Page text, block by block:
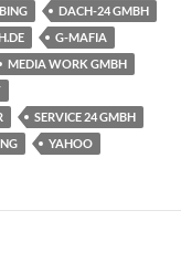
BING
DACH-24 GMBH
G-MAFIA
MEDIA WORK GMBH
SERVICE 24 GMBH
YAHOO